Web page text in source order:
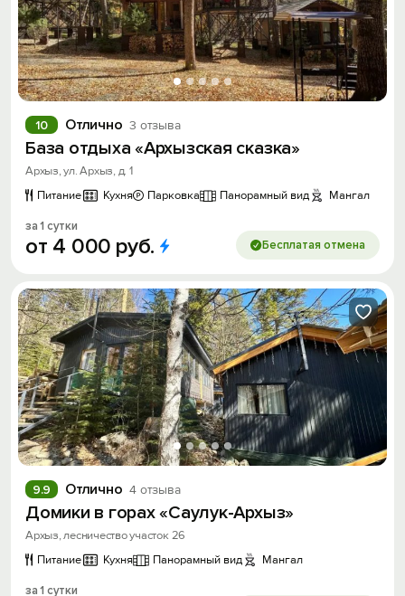
Отлично 3 отзыва
10
База отдыха «Архызская сказка»
Архыз, ул. Архыз, д. 1
Питание
Кухня Парковка Панорамный вид Мангал
за 1 сутки
от 4 000 руб. Бесплатая отмена
Отлично 4 отзыва
9.9
Домики в горах «Саулук-Архыз»
Архыз, лесничество участок 26
Питание
Кухня Панорамный вид Мангал
за 1 сутки